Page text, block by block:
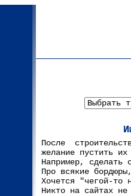
После
желание пустить
Например, сделать
Про всякие
Хочется "чегой-то
Никто на сайтах не